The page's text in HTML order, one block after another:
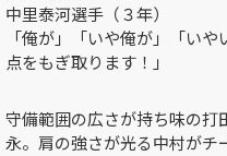
中里泰河選手 （３年）
「俺が」「いや俺が」「い
点をもぎ取ります！」
守備範囲の広さが持ち味の
永。肩の強さが光る中村がチ